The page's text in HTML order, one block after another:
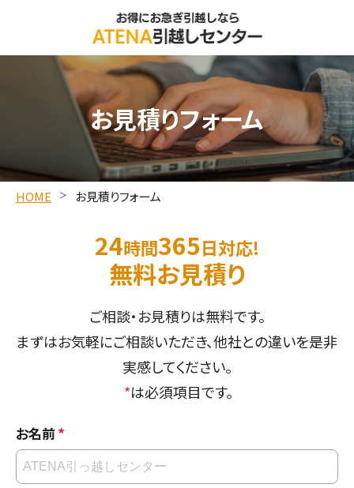
お見積りフォーム
HOME お見積りフォーム
24時間365日対応!
無料お見積り
ご相談・お見積りは無料です。
まずはお気軽にご相談いただき、他社との違いを是非
実感してください。
*は必須項目です。
お名前*